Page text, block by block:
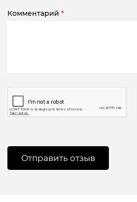
Комментарий *